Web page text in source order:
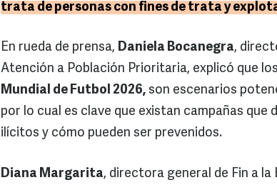
trata de personas con fines de trata y
En rueda de prensa, Daniela Bocanegra,
Atención a Población Prioritaria, explicó que
Mundial de Futbol 2026, son escenarios
por lo cual es clave que existan campañas
ilícitos y cómo pueden ser prevenidos.
Diana Margarita, directora general de Fin a